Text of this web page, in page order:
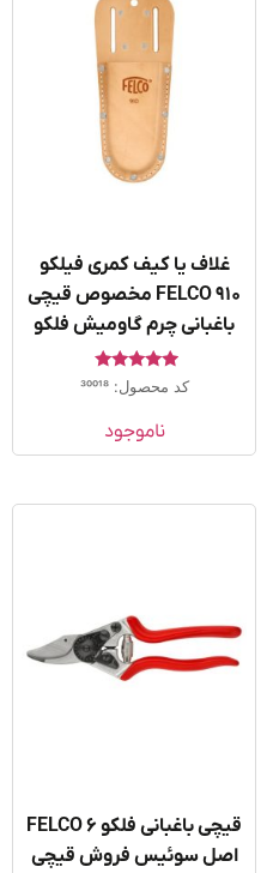
غلاف یا کیف کمری فیلکو
FELCO 910 مخصوص قیچی
باغبانی چرم گاومیش فلکو
امتیاز
5.00
کد محصول: 30018
ناموجود
قیچی باغبانی فلکو FELCO 6
اصل سوئیس فروش قیچی